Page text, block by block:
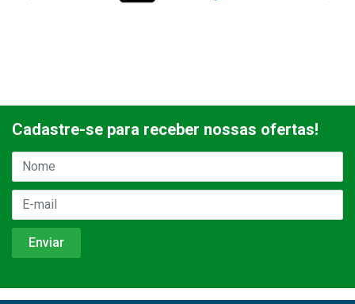
Cadastre-se para receber nossas ofertas!